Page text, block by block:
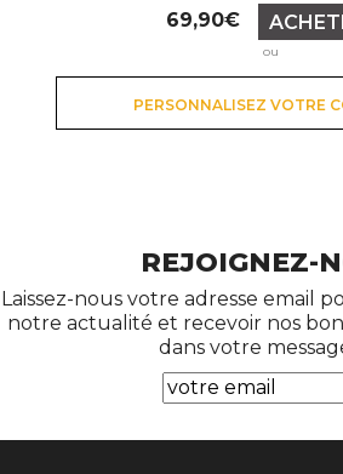
Prix
69,90€
ou
PERSONNALISEZ VOTRE
REJOIGNEZ-
Laissez-nous votre adresse email
notre actualité et recevoir nos
dans votre